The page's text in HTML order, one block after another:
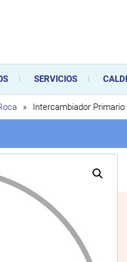
en la instalación,
aparatos de gas, climatización o
SERVICIOS
» Intercambiador Primario